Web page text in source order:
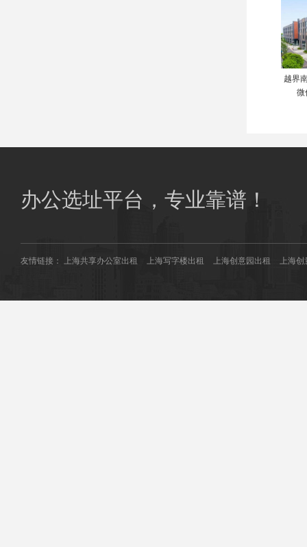
越界
微
办公选址平台，专业靠谱！
友情链接： 上海共享办公室出租 上海写字楼出租 上海创意园出租 上海创